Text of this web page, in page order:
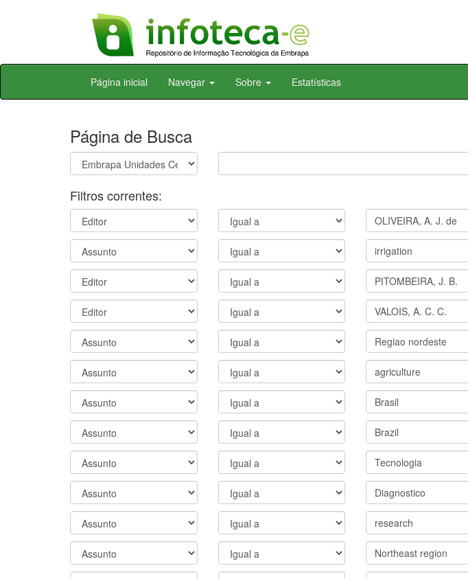
Skip
Página inicial Navegar Sobre Estatísticas
Página de Busca
Filtros correntes: